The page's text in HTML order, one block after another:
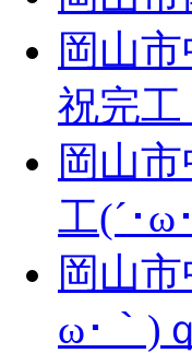
岡山
祝完
岡山
工(´･ω
岡山
ω･｀)ｑ